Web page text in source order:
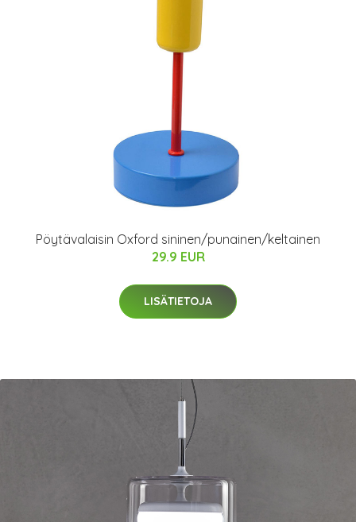
Pöytävalaisin Oxford sininen/punainen/keltainen
29.9 EUR
LISÄTIETOJA